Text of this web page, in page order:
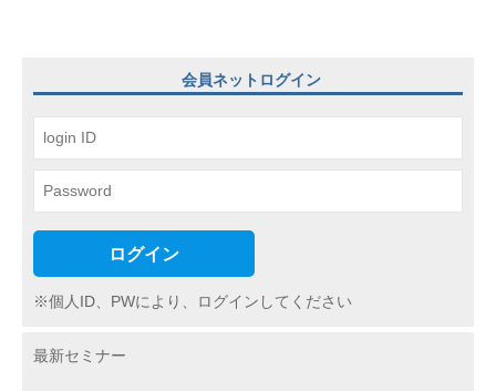
ン
会員ネットログイン
ログイン
※個人ID、PWにより、ログインしてください
最新セミナー